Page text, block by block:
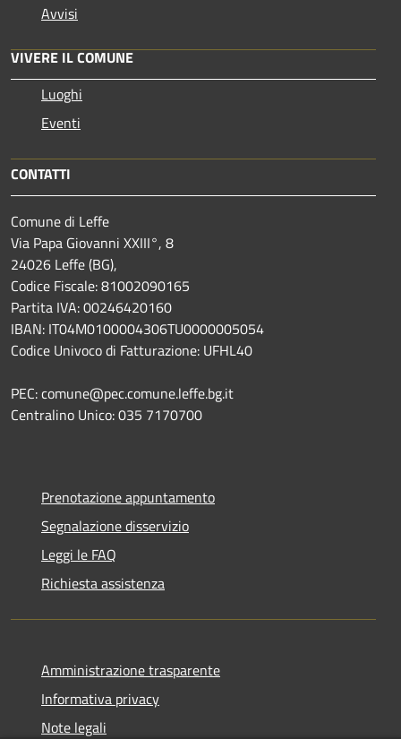
Avvisi
VIVERE IL COMUNE
Luoghi
Eventi
CONTATTI
Comune di Leffe
Via Papa Giovanni XXIII°, 8
24026 Leffe (BG),
Codice Fiscale: 81002090165
Partita IVA: 00246420160
IBAN: IT04M0100004306TU0000005054
Codice Univoco di Fatturazione: UFHL40
PEC: comune@pec.comune.leffe.bg.it
Centralino Unico: 035 7170700
Prenotazione appuntamento
Segnalazione disservizio
Leggi le FAQ
Richiesta assistenza
Amministrazione trasparente
Informativa privacy
Note legali